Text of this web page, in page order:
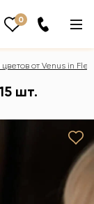
0
цветов от Venus in
шт.